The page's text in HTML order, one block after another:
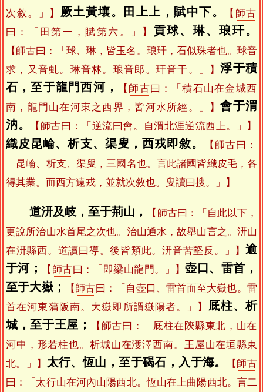
次敘。」】 厥土黃壤。田上上，賦中下。 【 師古
曰：「田第一，賦第六。」】 貢球、琳、琅玕。
【 師古曰：「球、琳，皆玉名。琅玕，石似珠者也。球音
求，又音虬。琳音林。琅音郎。玕音干。」】浮于積
石，至于龍門西河，
【 師古曰：「積石山在金城西
南，龍門山在河東之西界，皆河水所經。」】會于渭
汭。
【 師古曰：「逆流曰會。自渭北涯逆流西上。」】
織皮昆崘、析支、渠叟，西戎即敘。 【 師古曰：
「昆崘、析支、渠叟，三國名也。言此諸國皆織皮毛，各
得其業。而西方遠戎，並就次敘也。叟讀曰搜。」】
道汧及岐，至于荊山， 【 師古曰：「自此以下，
更說所治山水首尾之次也。治山通水，故舉山言之。汧山
在汧縣西。道讀曰導。後皆類此。汧音苦堅反。」】 逾
于河；
【 師古曰：「即梁山龍門。」】壺口、雷首，
至于大嶽；
【 師古曰：「自壺口、雷首而至大嶽也。雷
首在河東蒲阪南。大嶽即所謂嶽陽者。」】 厎柱、析
城，至于王屋；
【 師古曰：「厎柱在陝縣東北，山在
河中，形若柱也。析城山在濩澤西南。王屋山在垣縣東
北。」】 太行、恆山，至于碣石，入于海。 【 師古
曰：「太行山在河內山陽西北。恆山在上曲陽西北。言二